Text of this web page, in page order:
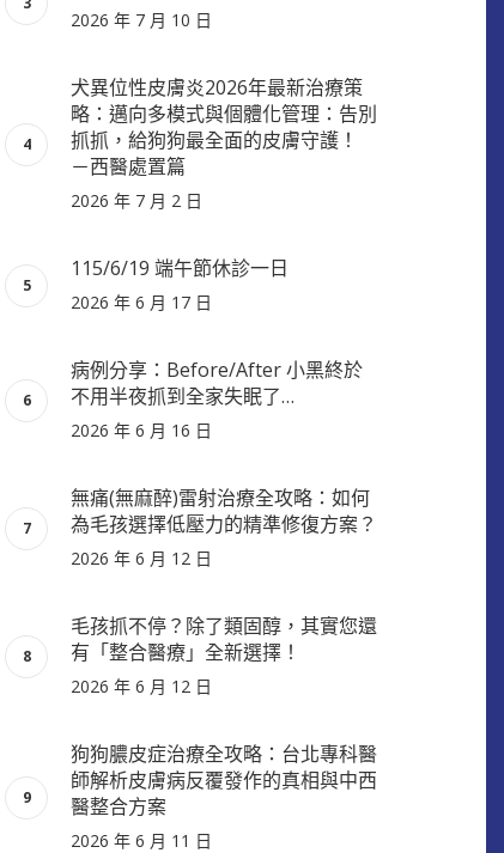
2026 年 7 月 10 日
犬異位性皮膚炎2026年最新治療策
略：邁向多模式與個體化管理：告別
抓抓，給狗狗最全面的皮膚守護！
－西醫處置篇
2026 年 7 月 2 日
115/6/19 端午節休診一日
2026 年 6 月 17 日
病例分享：Before/After 小黑終於
不用半夜抓到全家失眠了…
2026 年 6 月 16 日
無痛(無麻醉)雷射治療全攻略：如何
為毛孩選擇低壓力的精準修復方案？
2026 年 6 月 12 日
毛孩抓不停？除了類固醇，其實您還
有「整合醫療」全新選擇！
2026 年 6 月 12 日
狗狗膿皮症治療全攻略：台北專科醫
師解析皮膚病反覆發作的真相與中西
醫整合方案
2026 年 6 月 11 日